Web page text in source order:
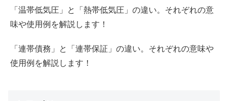
「温帯低気圧」と「熱帯低気圧」の違い。それぞれの意
味や使用例を解説します！
「連帯債務」と「連帯保証」の違い。それぞれの意味や
使用例を解説します！